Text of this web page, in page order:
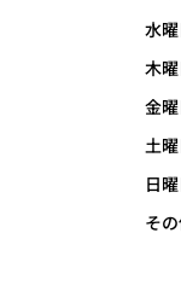
水
木
金
土
日
そ